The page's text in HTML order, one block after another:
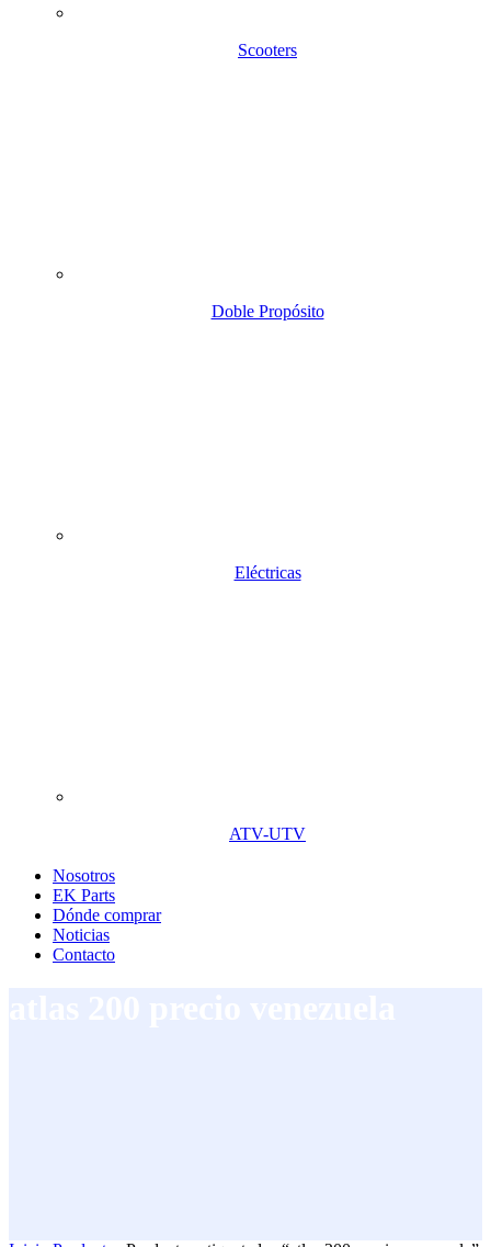
Scooters
Doble Propósito
Eléctricas
ATV-UTV
Nosotros
EK Parts
Dónde comprar
Noticias
Contacto